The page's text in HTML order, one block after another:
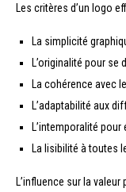
Les critères d’un logo
La simplicité
L’originalité pour
La cohérence avec
L’adaptabilité aux
L’intemporalité
La lisibilité à toutes
L’influence sur la